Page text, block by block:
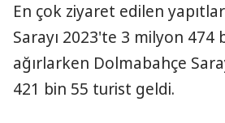
En çok ziyaret edilen
Sarayı 2023'te 3 milyon 474
ağırlarken Dolmabahçe
421 bin 55 turist geldi.